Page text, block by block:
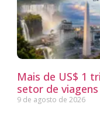
Mais de US$ 1
setor de
9 de agosto de 2026